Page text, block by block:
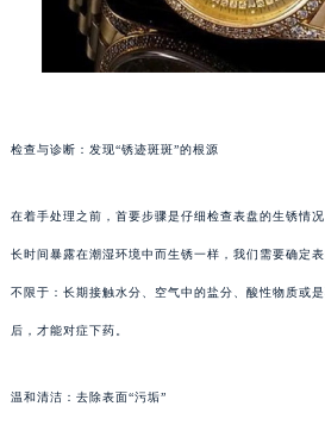
检查与诊断：发现“锈迹斑斑”的根源
在着手处理之前，首要步骤是仔细检查表盘的生锈情
长时间暴露在潮湿环境中而生锈一样，我们需要确定
不限于：长期接触水分、空气中的盐分、酸性物质或
后，才能对症下药。
温和清洁：去除表面“污垢”